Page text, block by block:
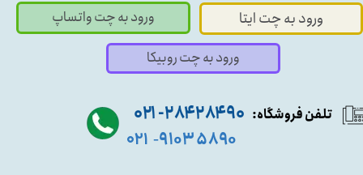
ورود به چت ایتا ورود به چت واتساپ
تلفن فروشگاه: ۹۰ ۲۸۴ ۲۸۴- ۰۲۱
۵۸۹۰ ۹۱۰۳ -۰۲۱
ورود به چت روبیکا